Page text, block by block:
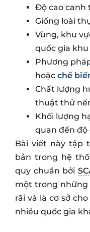
Độ cao canh
Giống loài
Vùng, khu
quốc gia khu
Phương
hoặc chế
Chất lượng
thuật thử
Khối lượng
quan đến độ
Bài viết này tập
bản trong hệ
quy chuẩn bởi
một trong những
rãi và là cơ sở
nhiều quốc gia